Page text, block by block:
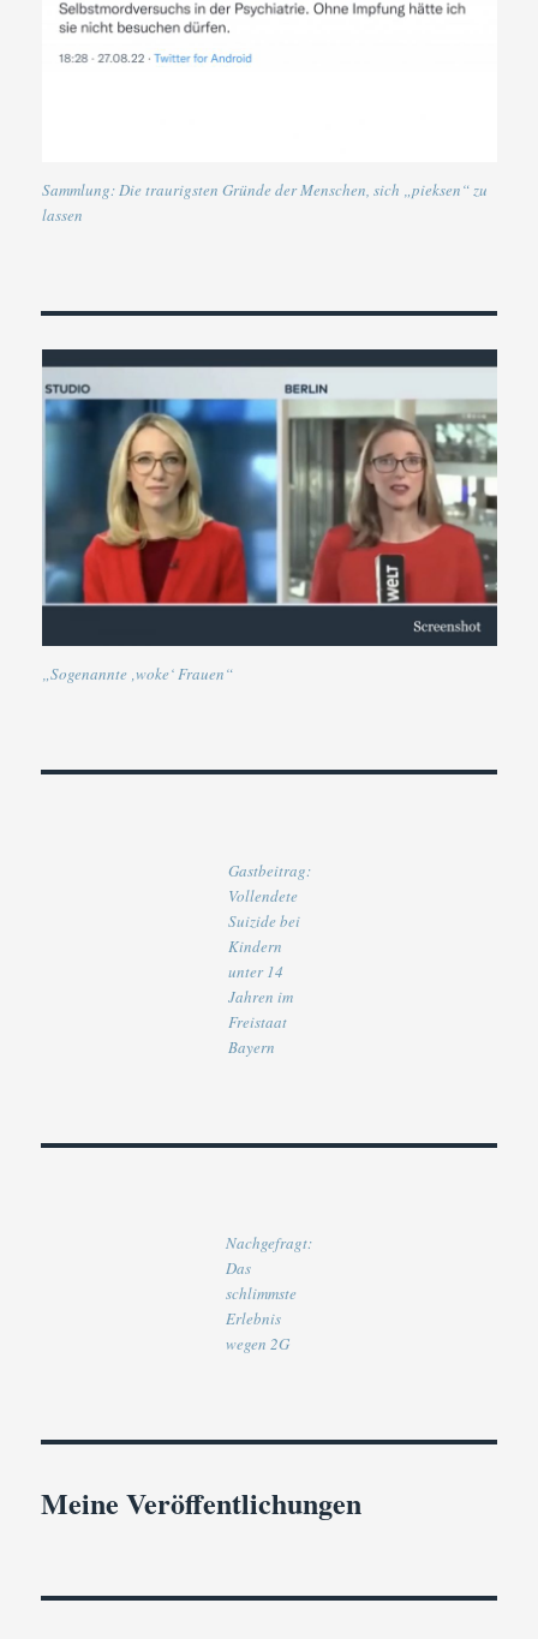
Sammlung: Die traurigsten Gründe der Menschen, sich „pieksen“ zu
lassen
„Sogenannte ‚woke‘ Frauen“
Gastbeitrag:
Vollendete
Suizide bei
Kindern
unter 14
Jahren im
Freistaat
Bayern
Nachgefragt:
Das
schlimmste
Erlebnis
wegen 2G
Meine Veröffentlichungen